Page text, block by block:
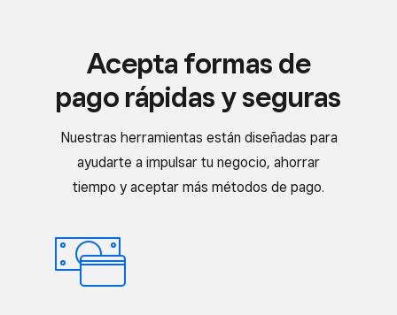
Acepta formas de
pago rápidas y seguras
Nuestras herramientas están diseñadas para
ayudarte a impulsar tu negocio, ahorrar
tiempo y aceptar más métodos de pago.